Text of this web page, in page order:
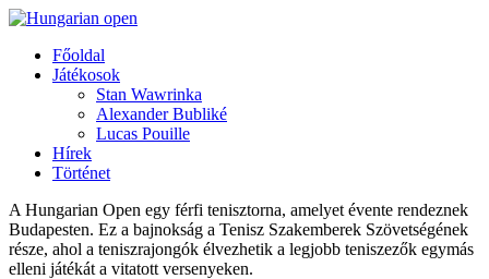
Főoldal
Játékosok
Stan Wawrinka
Alexander Bubliké
Lucas Pouille
Hírek
Történet
A Hungarian Open egy férfi tenisztorna, amelyet évente rendeznek
Budapesten. Ez a bajnokság a Tenisz Szakemberek Szövetségének
része, ahol a teniszrajongók élvezhetik a legjobb teniszezők egymás
elleni játékát a vitatott versenyeken.